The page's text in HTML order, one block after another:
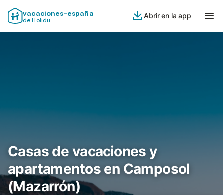
vacaciones-españa
de Holidu
Abrir en la app
Casas de vacaciones y
apartamentos en Camposol
(Mazarrón)